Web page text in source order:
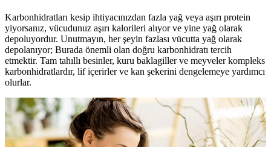
Karbonhidratları kesip ihtiyacınızdan fazla yağ veya aşırı protein
yiyorsanız, vücudunuz aşırı kalorileri alıyor ve yine yağ olarak
depoluyordur. Unutmayın, her şeyin fazlası vücutta yağ olarak
depolanıyor; Burada önemli olan doğru karbonhidratı tercih
etmektir. Tam tahıllı besinler, kuru baklagiller ve meyveler kompleks
karbonhidratlardır, lif içerirler ve kan şekerini dengelemeye yardımcı
olurlar.